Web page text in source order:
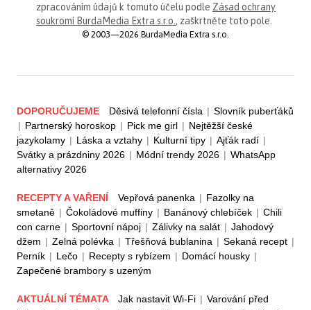
zpracováním údajů k tomuto účelu podle Zásad ochrany
soukromí BurdaMedia Extra s.r.o. , zaškrtněte toto pole.
© 2003—2026 BurdaMedia Extra s.r.o.
DOPORUČUJEME Děsivá telefonní čísla | Slovník puberťáků
| Partnerský horoskop | Pick me girl | Nejtěžší české
jazykolamy | Láska a vztahy | Kulturní tipy | Ajťák radí |
Svátky a prázdniny 2026 | Módní trendy 2026 | WhatsApp
alternativy 2026
RECEPTY A VAŘENÍ Vepřová panenka | Fazolky na
smetaně | Čokoládové muffiny | Banánový chlebíček | Chili
con carne | Sportovní nápoj | Zálivky na salát | Jahodový
džem | Zelná polévka | Třešňová bublanina | Sekaná recept |
Perník | Lečo | Recepty s rybízem | Domácí housky |
Zapečené brambory s uzeným
AKTUÁLNÍ TÉMATA Jak nastavit Wi-Fi | Varování před